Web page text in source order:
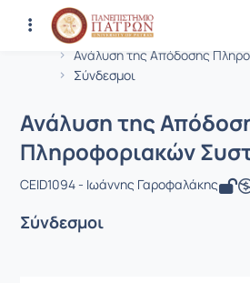
Αρχική Σελίδα
Ανάλυση της Απόδοσης
Σύνδεσμοι
Μάθημα : Ανάλυση
Κωδικός : CEID1094
Ανάλυση της
Πληροφοριακών
CEID1094 - Ιωάννης Γαροφαλάκης
Σύνδεσμοι